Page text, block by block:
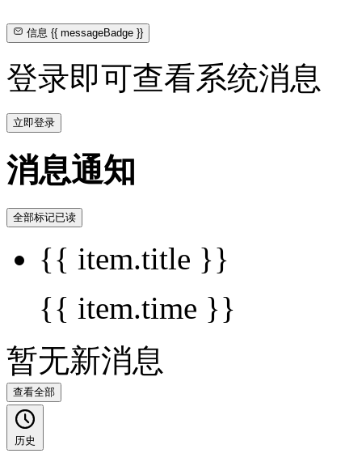
信息{{ messageBadge }}
登录即可查看系统消息
立即登录
消息通知
全部标记已读
{{ item.title }}
{{ item.time }}
暂无新消息
查看全部
历史